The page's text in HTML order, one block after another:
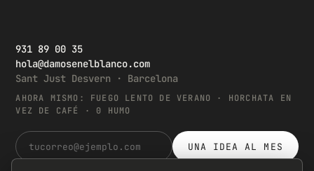
931 89 00 35
hola@damosenelblanco.com
Sant Just Desvern · Barcelona
AHORA MISMO: FUEGO LENTO DE VERANO · HORCHATA EN
VEZ DE CAFÉ · 0 HUMO
UNA IDEA AL MES